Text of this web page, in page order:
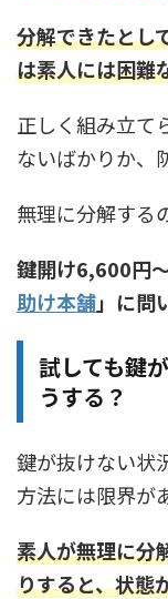
分解できたとし
は素人には困難
正しく組み立て
ないばかりか、
無理に分解する
鍵開け6,600円
助け本舗」に問
試しても鍵
うする？
鍵が抜けない状
方法には限界が
素人が無理に分
りすると、状態